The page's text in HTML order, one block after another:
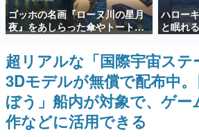
新世代に訊く
これからのデジタルゲーム市場
の姿を追い、彼らのルーツと情
ゲーム世代の作家たち
ゲームに多大な影響を受けた作
日本のコンテンツ産業やカルチ
画です。
日本モバイルゲーム産業史
日本のモバイルゲーム史におけ
ゴッホの名画『ローヌ川の星月
夜』をあしらった傘やトートバ
ッグなどが登場。8月7日21時よ
り2日間限定で予約販売
ハロー
と眠れ
『ゆめ
ムも搭載
超リアルな「国際宇宙ス
3Dモデルが無償で配布中
ぼう」船内が対象で、ゲー
作などに活用できる